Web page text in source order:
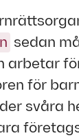
sedan
arbetar
för
svåra